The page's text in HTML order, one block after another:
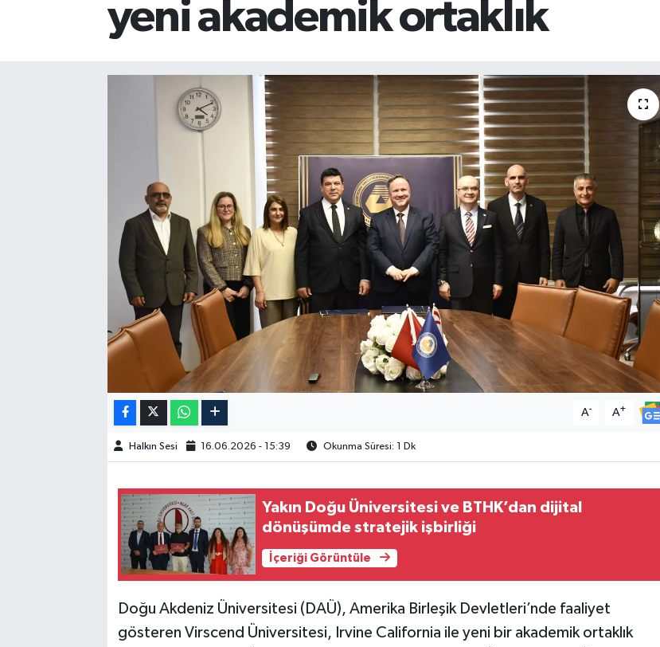
yeni akademik ortaklık
A- A+
Halkın Sesi 16.06.2026 - 15:39 Okunma Süresi: 1 Dk
Yakın Doğu Üniversitesi ve BTHK’dan dijital
dönüşümde stratejik işbirliği
İçeriği Görüntüle
Doğu Akdeniz Üniversitesi (DAÜ), Amerika Birleşik Devletleri’nde faaliyet
gösteren Virscend Üniversitesi, Irvine California ile yeni bir akademik ortaklık